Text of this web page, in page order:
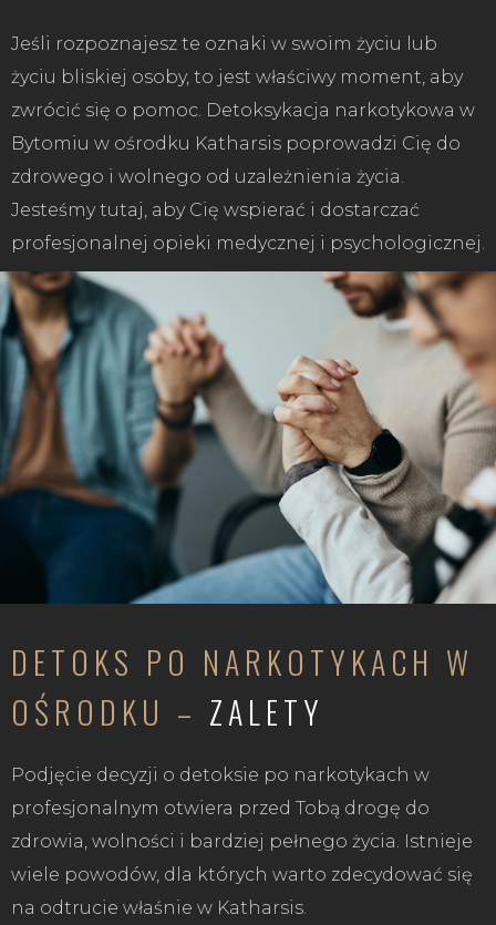
Jeśli rozpoznajesz te oznaki w swoim życiu lub
życiu bliskiej osoby, to jest właściwy moment, aby
zwrócić się o pomoc. Detoksykacja narkotykowa w
Bytomiu w ośrodku Katharsis poprowadzi Cię do
zdrowego i wolnego od uzależnienia życia.
Jesteśmy tutaj, aby Cię wspierać i dostarczać
profesjonalnej opieki medycznej i psychologicznej.
DETOKS PO NARKOTYKACH W
OŚRODKU – ZALETY
Podjęcie decyzji o detoksie po narkotykach w
profesjonalnym otwiera przed Tobą drogę do
zdrowia, wolności i bardziej pełnego życia. Istnieje
wiele powodów, dla których warto zdecydować się
na odtrucie właśnie w Katharsis.